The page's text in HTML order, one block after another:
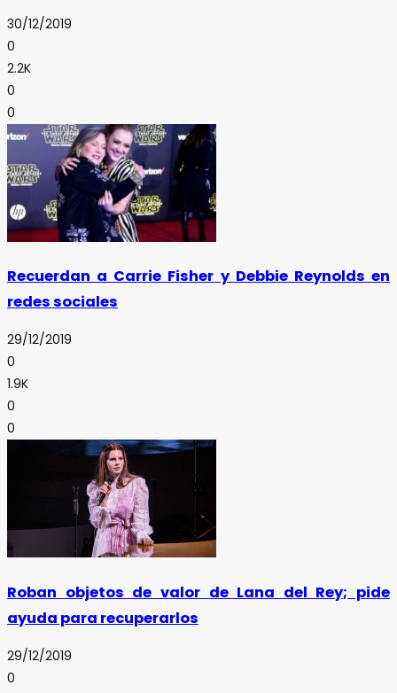
30/12/2019
0
2.2K
0
0
Recuerdan a Carrie Fisher y Debbie Reynolds en
redes sociales
29/12/2019
0
1.9K
0
0
Roban objetos de valor de Lana del Rey; pide
ayuda para recuperarlos
29/12/2019
0